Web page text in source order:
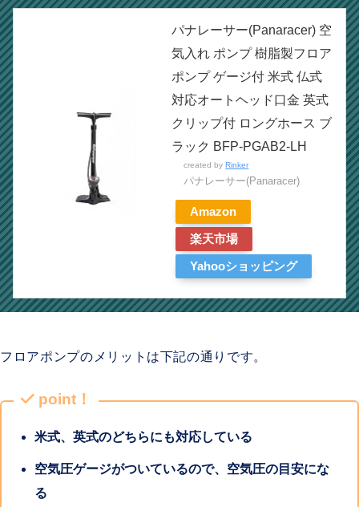
パナレーサー(Panaracer) 空
気入れ ポンプ 樹脂製フロア
ポンプ ゲージ付 米式 仏式
対応オートヘッド口金 英式
クリップ付 ロングホース ブ
ラック BFP-PGAB2-LH
created byRinker
パナレーサー(Panaracer)
Amazon
楽天市場
Yahooショッピング
フロアポンプのメリットは下記の通りです。
point！
米式、英式のどちらにも対応している
空気圧ゲージがついているので、空気圧の目安にな
る